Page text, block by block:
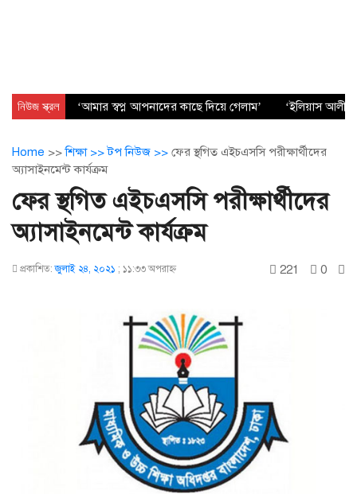
নিউজ স্ক্রল ‘আমার স্বপ্ন আপনাদের কাছে দিয়ে গেলাম’ ‘ইলিয়াস
Home >>শিক্ষা >>টপ নিউজ >> ফের স্থগিত এইচএসসি পরীক্ষার্থীদের
অ্যাসাইনমেন্ট কার্যক্রম
ফের স্থগিত এইচএসসি পরীক্ষার্থীদের
অ্যাসাইনমেন্ট কার্যক্রম
প্রকাশিত:জুলাই ২৪, ২০২১ ; ১১:৩৩ অপরাহ্ণ 221 0